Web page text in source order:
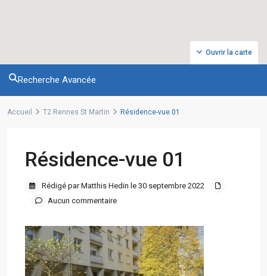
Ouvrir la carte
Recherche Avancée
Accueil T2 Rennes St Martin Résidence-vue 01
Résidence-vue 01
Rédigé par Matthis Hedin le 30 septembre 2022
Aucun commentaire